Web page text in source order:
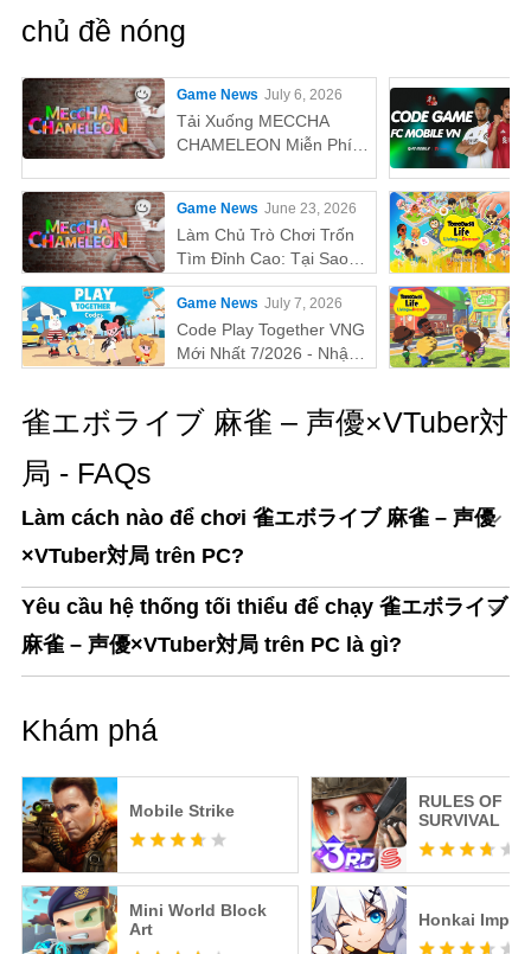
chủ đề nóng
Game News July 6, 2026
Tải Xuống MECCHA
CHAMELEON Miễn Phí
Game News June 23, 2026
Làm Chủ Trò Chơi Trốn
Tìm Đỉnh Cao: Tại Sao
MEmu Là Cách Tốt Nhất
Để Chơi MECCHA
CHAMELEON Trên PC!
Game News July 7, 2026
Code Play Together VNG
Mới Nhất 7/2026 - Nhận
雀エボライブ 麻雀 – 声優×VTuber対
局 - FAQs
Làm cách nào để chơi 雀エボライブ 麻雀 – 声優
×VTuber対局 trên PC?
Yêu cầu hệ thống tối thiểu để chạy 雀エボライブ
麻雀 – 声優×VTuber対局 trên PC là gì?
Khám phá
Mobile Strike
RULES OF
SURVIVAL
Mini World Block
Art
Honkai